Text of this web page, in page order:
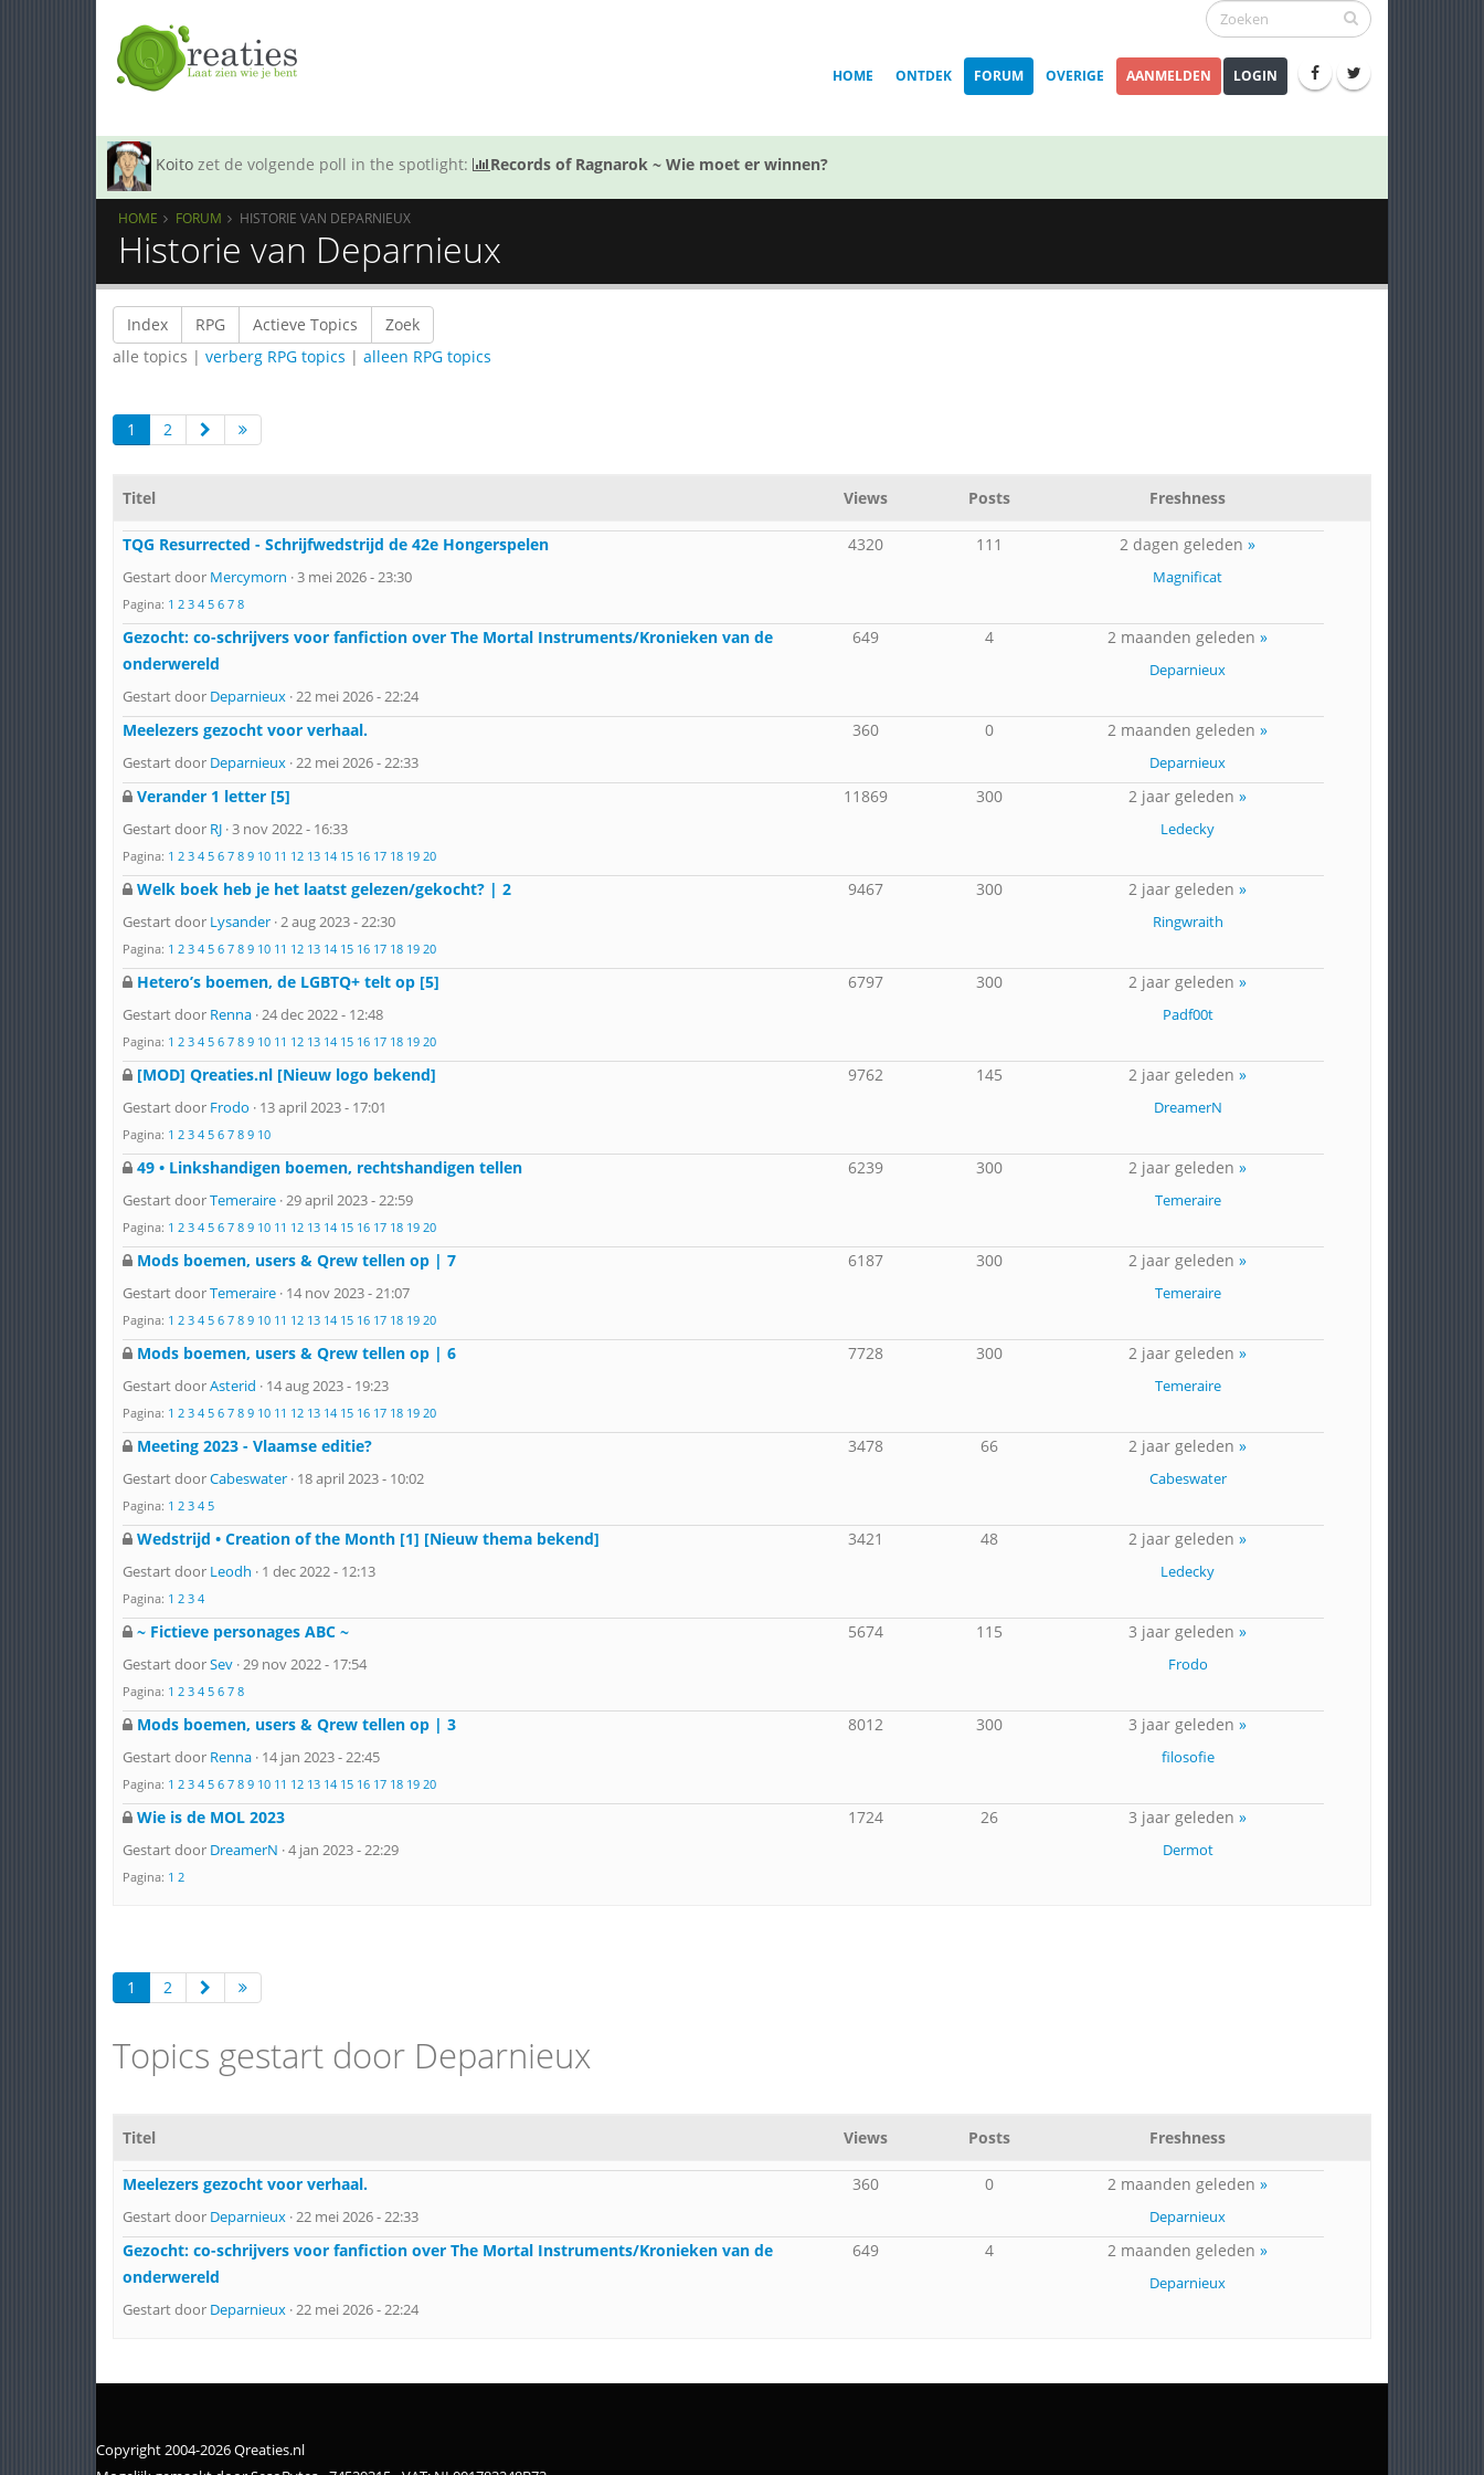
HOME ONTDEK FORUM OVERIGE AANMELDEN LOGIN
Koito zet de volgende poll in the spotlight: Records of Ragnarok ~ Wie moet er winnen?
HOME FORUM HISTORIE VAN DEPARNIEUX
Historie van Deparnieux
Index RPG Actieve Topics
Zoek
alle topics | verberg RPG topics | alleen RPG topics
1 2
Titel Views Posts Freshness
TQG Resurrected - Schrijfwedstrijd de 42e Hongerspelen
Gestart door Mercymorn · 3 mei 2026 - 23:30
Pagina: 1 2 3 4 5 6 7 8
4320 111 2 dagen geleden»
Magnificat
Gezocht: co-schrijvers voor fanfiction over The Mortal Instruments/Kronieken van de
onderwereld
Gestart door Deparnieux · 22 mei 2026 - 22:24
649 4 2 maanden geleden»
Deparnieux
Meelezers gezocht voor verhaal.
Gestart door Deparnieux · 22 mei 2026 - 22:33
360 0 2 maanden geleden»
Deparnieux
Verander 1 letter [5]
Gestart door RJ · 3 nov 2022 - 16:33
Pagina: 1 2 3 4 5 6 7 8 9 10 11 12 13 14 15 16 17 18 19 20
11869 300 2 jaar geleden»
Ledecky
Welk boek heb je het laatst gelezen/gekocht? | 2
Gestart door Lysander · 2 aug 2023 - 22:30
Pagina: 1 2 3 4 5 6 7 8 9 10 11 12 13 14 15 16 17 18 19 20
9467 300 2 jaar geleden»
Ringwraith
Hetero’s boemen, de LGBTQ+ telt op [5]
Gestart door Renna · 24 dec 2022 - 12:48
Pagina: 1 2 3 4 5 6 7 8 9 10 11 12 13 14 15 16 17 18 19 20
6797 300 2 jaar geleden»
Padf00t
[MOD] Qreaties.nl [Nieuw logo bekend]
Gestart door Frodo · 13 april 2023 - 17:01
Pagina: 1 2 3 4 5 6 7 8 9 10
9762 145 2 jaar geleden»
DreamerN
49 • Linkshandigen boemen, rechtshandigen tellen
Gestart doorTemeraire · 29 april 2023 - 22:59
Pagina: 1 2 3 4 5 6 7 8 9 10 11 12 13 14 15 16 17 18 19 20
6239 300 2 jaar geleden»
Temeraire
Mods boemen, users & Qrew tellen op | 7
Gestart doorTemeraire · 14 nov 2023 - 21:07
Pagina: 1 2 3 4 5 6 7 8 9 10 11 12 13 14 15 16 17 18 19 20
6187 300 2 jaar geleden»
Temeraire
Mods boemen, users & Qrew tellen op | 6
Gestart doorAsterid · 14 aug 2023 - 19:23
Pagina: 1 2 3 4 5 6 7 8 9 10 11 12 13 14 15 16 17 18 19 20
7728 300 2 jaar geleden»
Temeraire
Meeting 2023 - Vlaamse editie?
Gestart doorCabeswater · 18 april 2023 - 10:02
Pagina: 1 2 3 4 5
3478 66 2 jaar geleden»
Cabeswater
Wedstrijd • Creation of the Month [1] [Nieuw thema bekend]
Gestart door Leodh · 1 dec 2022 - 12:13
Pagina: 1 2 3 4
3421 48 2 jaar geleden»
Ledecky
~ Fictieve personages ABC ~
Gestart doorSev · 29 nov 2022 - 17:54
Pagina: 1 2 3 4 5 6 7 8
5674 115 3 jaar geleden»
Frodo
Mods boemen, users & Qrew tellen op | 3
Gestart door Renna · 14 jan 2023 - 22:45
Pagina: 1 2 3 4 5 6 7 8 9 10 11 12 13 14 15 16 17 18 19 20
8012 300 3 jaar geleden»
filosofie
Wie is de MOL 2023
Gestart door DreamerN · 4 jan 2023 - 22:29
Pagina: 1 2
1724 26 3 jaar geleden»
Dermot
1 2
Topics gestart door Deparnieux
Titel Views Posts Freshness
Meelezers gezocht voor verhaal.
Gestart door Deparnieux · 22 mei 2026 - 22:33
360 0 2 maanden geleden»
Deparnieux
Gezocht: co-schrijvers voor fanfiction over The Mortal Instruments/Kronieken van de
onderwereld
Gestart door Deparnieux · 22 mei 2026 - 22:24
649 4 2 maanden geleden»
Deparnieux
Copyright 2004-2026 Qreaties.nl